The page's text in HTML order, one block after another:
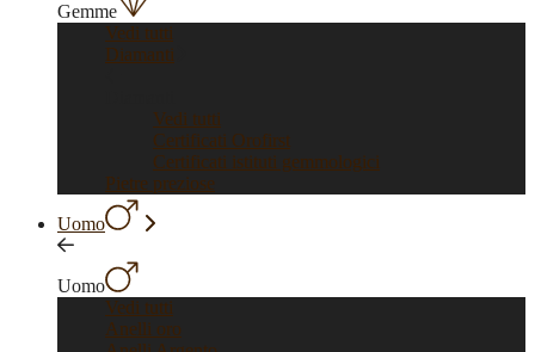
Gemme
Vedi tutti
Diamanti
Vedi tutti
Certificati Orofirst
Certificati istituti gemmologici
Pietre preziose
Uomo
Uomo
Vedi tutti
Anelli oro